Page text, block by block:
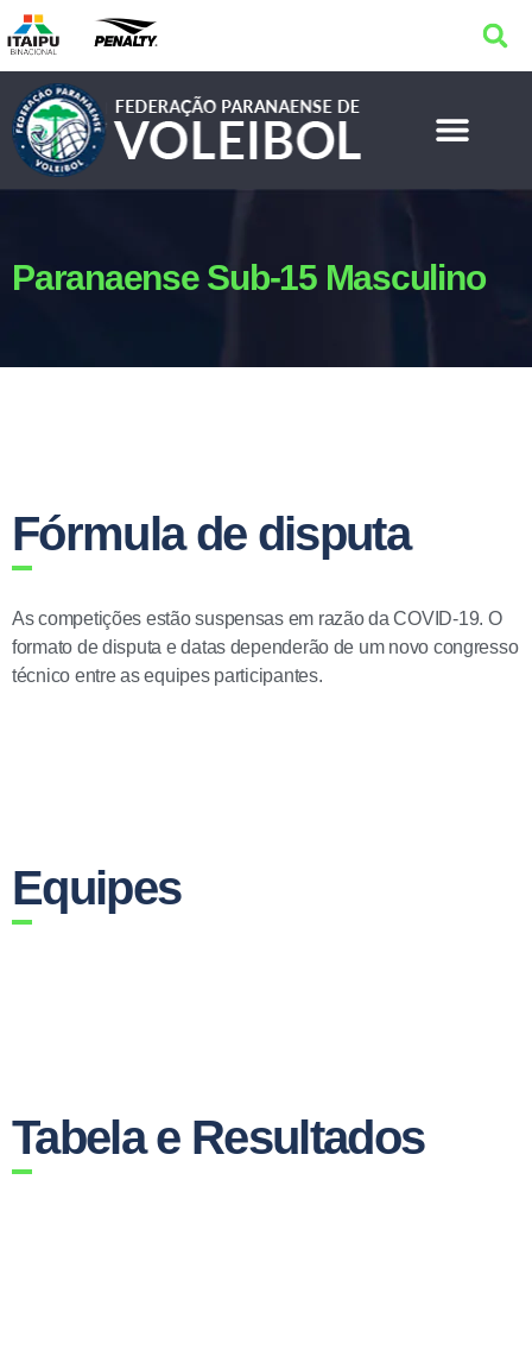
Paranaense Sub-15 Masculino
Fórmula de disputa
As competições estão suspensas em razão da COVID-19. O
formato de disputa e datas dependerão de um novo congresso
técnico entre as equipes participantes.
Equipes
Tabela e Resultados